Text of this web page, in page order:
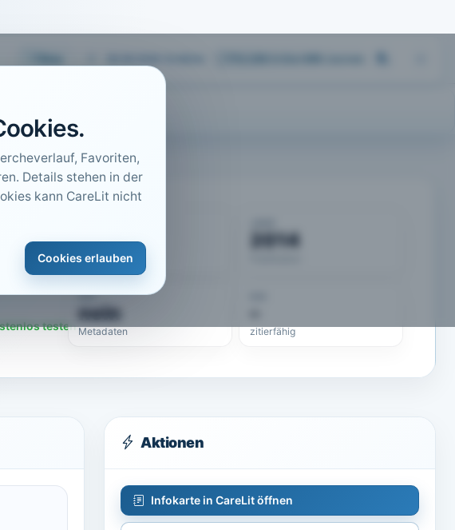
Favoriten,
Details stehen in der
kann CareLit nicht
Cookies erlauben
153 bis
testen
150543
CareLit-ID
2014
PDF
nein
Metadaten zitierfähig
Aktionen
Infokarte in CareLit öffnen